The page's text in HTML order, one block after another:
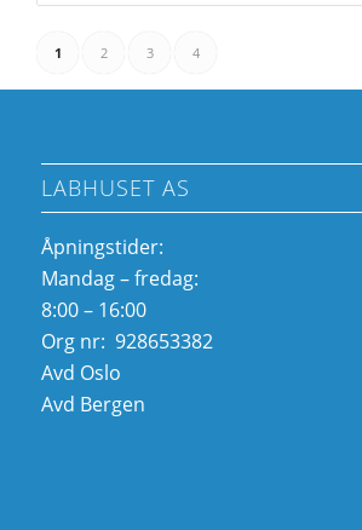
1 2 3 4
LABHUSET AS
Åpningstider:
Mandag – fredag:
8:00 – 16:00
Org nr: 928653382
Avd Oslo
Avd Bergen